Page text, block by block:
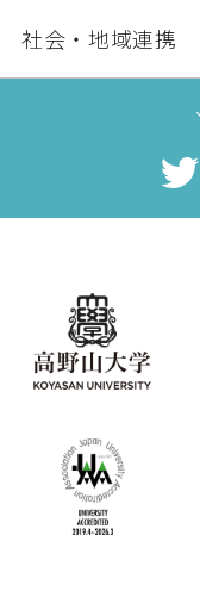
社会・地域連携